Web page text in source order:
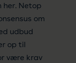
her. Netop
om
udbud
op til
være krav